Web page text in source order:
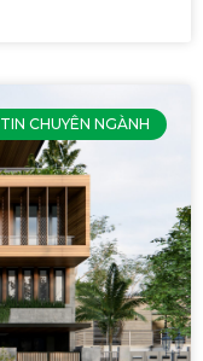
TIN CHUYÊN NGÀNH